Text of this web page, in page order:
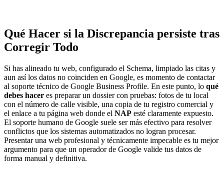
Qué Hacer si la Discrepancia persiste tras
Corregir Todo
Si has alineado tu web, configurado el Schema, limpiado las citas y
aun así los datos no coinciden en Google, es momento de contactar
al soporte técnico de Google Business Profile. En este punto, lo qué
debes hacer es preparar un dossier con pruebas: fotos de tu local
con el número de calle visible, una copia de tu registro comercial y
el enlace a tu página web donde el NAP esté claramente expuesto.
El soporte humano de Google suele ser más efectivo para resolver
conflictos que los sistemas automatizados no logran procesar.
Presentar una web profesional y técnicamente impecable es tu mejor
argumento para que un operador de Google valide tus datos de
forma manual y definitiva.